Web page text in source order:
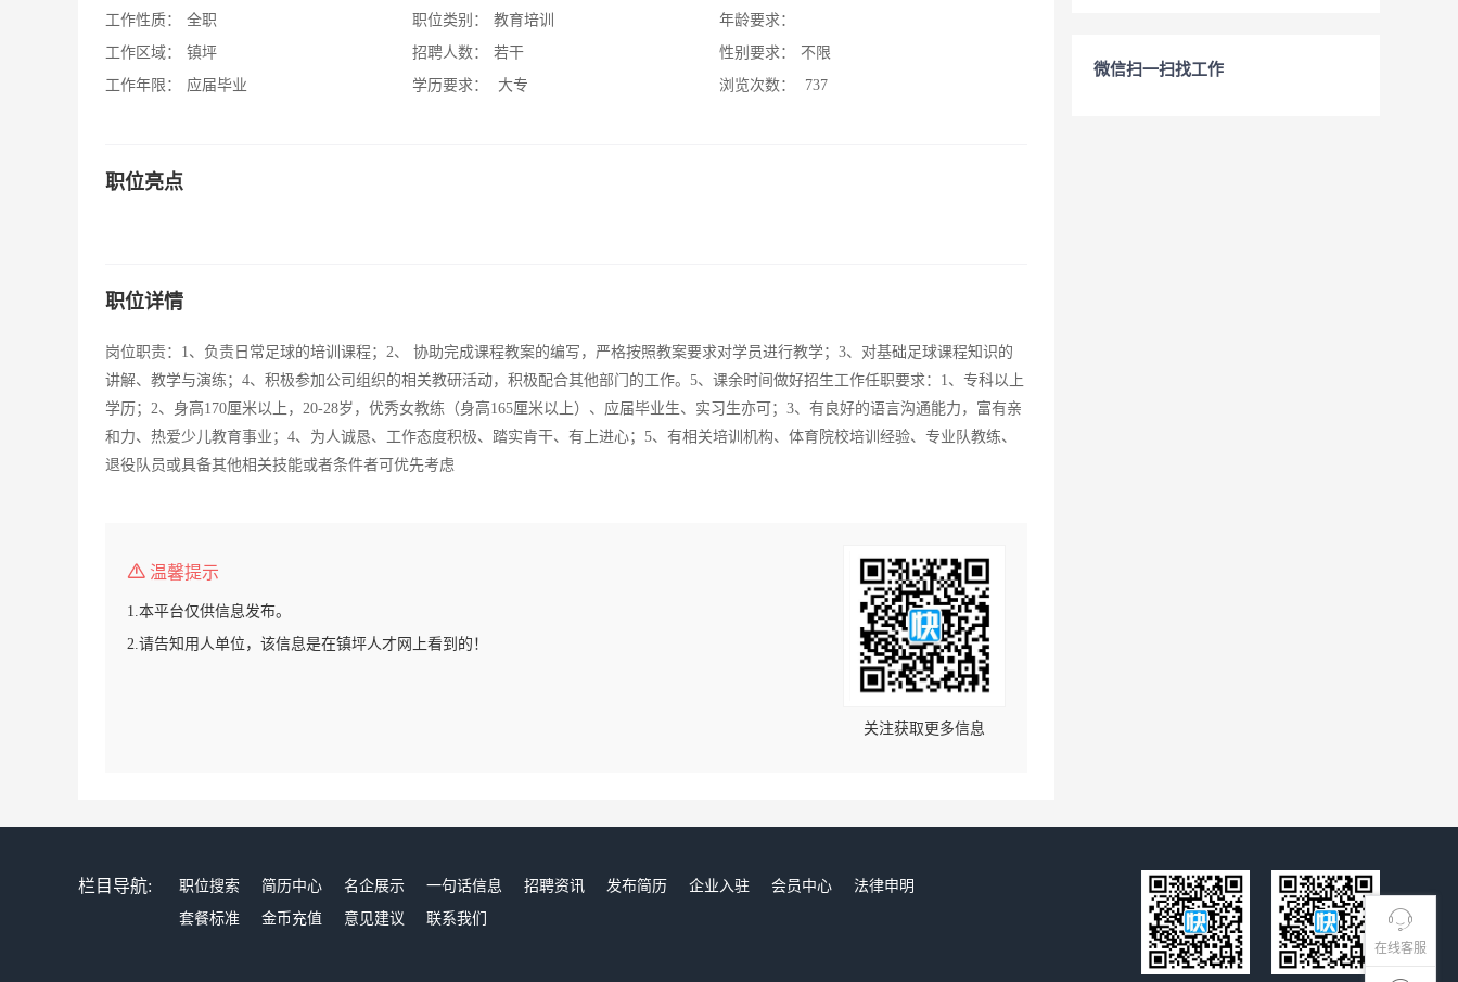
在线客服
工作性质：
全职
工作区域：
镇坪
工作年限：
应届毕业
职位类别：
教育培训
招聘人数：
若干
学历要求：
大专
年龄要求：
性别要求：
不限
浏览次数：
737
职位亮点
职位详情
岗位职责：1、负责日常足球的培训课程；2、 协助完成课程教案的编写，严格按照教案要求对学员进行教学；3、对基础足球课程知识的
讲解、教学与演练；4、积极参加公司组织的相关教研活动，积极配合其他部门的工作。5、课余时间做好招生工作任职要求：1、专科以上
学历；2、身高170厘米以上，20-28岁，优秀女教练（身高165厘米以上）、应届毕业生、实习生亦可；3、有良好的语言沟通能力，富有亲
和力、热爱少儿教育事业；4、为人诚恳、工作态度积极、踏实肯干、有上进心；5、有相关培训机构、体育院校培训经验、专业队教练、
退役队员或具备其他相关技能或者条件者可优先考虑
温馨提示
1.本平台仅供信息发布。
2.请告知用人单位，该信息是在镇坪人才网上看到的！
关注获取更多信息
微信扫一扫找工作
栏目导航: 职位搜索 简历中心 名企展示 一句话信息 招聘资讯 发布简历 企业入驻 会员中心
法律申明
套餐标准
金币充值 意见建议 联系我们